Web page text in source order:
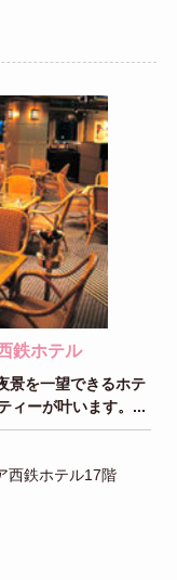
鉄ホテル
景を一望できるホテ
ィーが叶います。...
西鉄ホテル17階